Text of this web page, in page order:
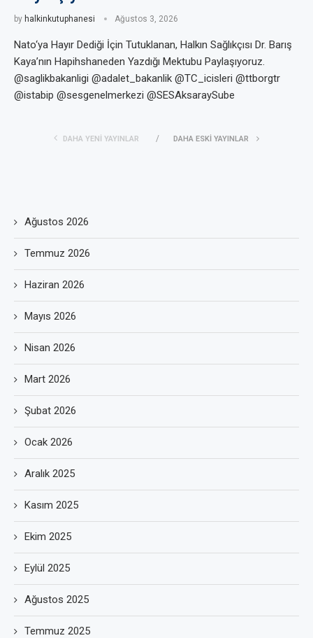
by halkinkutuphanesi Ağustos 3, 2026
Nato‘ya Hayır Dediği İçin Tutuklanan, Halkın Sağlıkçısı Dr. Barış
Kaya’nın Hapihshaneden Yazdığı Mektubu Paylaşıyoruz.
@saglikbakanligi @adalet_bakanlik @TC_icisleri @ttborgtr
@istabip @sesgenelmerkezi @SESAksaraySube
DAHA YENI YAYINLAR DAHA ESKI YAYINLAR
Ağustos 2026
Temmuz 2026
Haziran 2026
Mayıs 2026
Nisan 2026
Mart 2026
Şubat 2026
Ocak 2026
Aralık 2025
Kasım 2025
Ekim 2025
Eylül 2025
Ağustos 2025
Temmuz 2025